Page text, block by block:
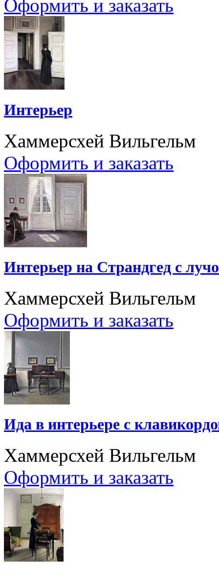
Оформить и заказать
Интерьер
Хаммерсхей Вильгельм
Оформить и заказать
Интерьер на Страндгед с
Хаммерсхей Вильгельм
Оформить и заказать
Ида в интерьере с
Хаммерсхей Вильгельм
Оформить и заказать